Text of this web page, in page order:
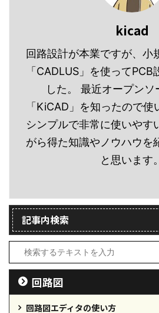
ルドゥイーノ）等で使わ
「ATMEGA4809 」を例
にパッド配列を作成して
みたいと思います。 ピン
数は「２８」、左右に
「１４」個ずつ並ぶ
「SSOP」タイプのICで
す。 「SSO ...
じ
て
フ
ラ
っ
存
作
ト
kicad
回路設計が本業ですが、小
「CADLUS」を使ってPCB
した。 最近オープン
「KiCAD」を知ったので使
シンプルで非常に使いやす
がら得た知識やノウハウを
と思います。
記事内検索
回路図
回路図エディタの使い方